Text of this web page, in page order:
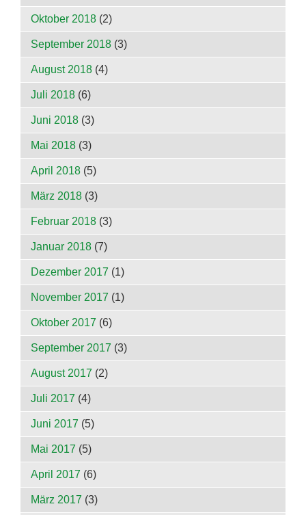
Oktober 2018 (2)
September 2018 (3)
August 2018 (4)
Juli 2018 (6)
Juni 2018 (3)
Mai 2018 (3)
April 2018 (5)
März 2018 (3)
Februar 2018 (3)
Januar 2018 (7)
Dezember 2017 (1)
November 2017 (1)
Oktober 2017 (6)
September 2017 (3)
August 2017 (2)
Juli 2017 (4)
Juni 2017 (5)
Mai 2017 (5)
April 2017 (6)
März 2017 (3)